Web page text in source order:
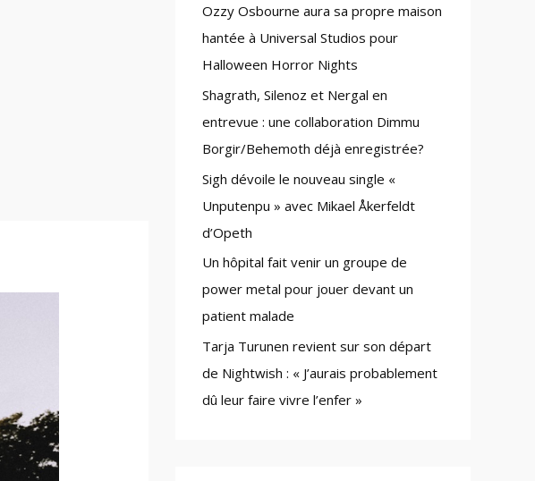
f
o
r
:
Ozzy Osbourne aura sa propre maison
hantée à Universal Studios pour
Halloween Horror Nights
Shagrath, Silenoz et Nergal en
entrevue : une collaboration Dimmu
Borgir/Behemoth déjà enregistrée?
Sigh dévoile le nouveau single «
Unputenpu » avec Mikael Åkerfeldt
d’Opeth
Un hôpital fait venir un groupe de
power metal pour jouer devant un
patient malade
Tarja Turunen revient sur son départ
de Nightwish : « J’aurais probablement
dû leur faire vivre l’enfer »